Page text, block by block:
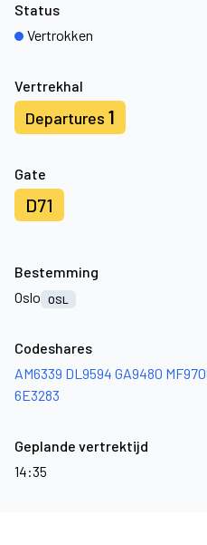
Vertrekhal
Departures 1
Gate
D71
Status
Vertrokken
Bestemming
Oslo
OSL
Codeshares
AM6339 DL9594 GA9480
6E3283
Geplande vertrektijd
14:35